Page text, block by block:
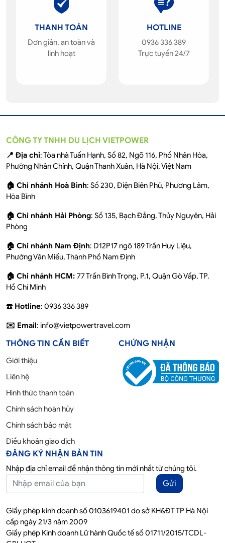
THANH TOÁN
Đơn giản, an toàn và
linh hoạt
HOTLINE
0936 336 389
Trực tuyến 24/7
CÔNG TY TNHH DU LỊCH VIETPOWER
📍 Địa chỉ: Tòa nhà Tuấn Hạnh, Số 82, Ngõ 116, Phố Nhân Hòa,
Phường Nhân Chính, Quận Thanh Xuân, Hà Nội, Việt Nam
🏠 Chi nhánh Hoà Bình: Số 230, Điện Biên Phủ, Phương Lâm,
Hòa Bình
🏠 Chi nhánh Hải Phòng: Số 135, Bạch Đằng, Thủy Nguyên, Hải
Phòng
🏠 Chi nhánh Nam Định: D12P17 ngõ 189 Trần Huy Liệu,
Phường Văn Miếu, Thành Phố Nam Định
🏠 Chi nhánh HCM: 77 Trần Bình Trọng, P.1, Quận Gò Vấp, TP.
Hồ Chí Minh
☎️ Hotline: 0936 336 389
✉️ Email: info@vietpowertravel.com
THÔNG TIN CẦN BIẾT
Giới thiệu
Liên hệ
Hình thức thanh toán
Chính sách hoàn hủy
Chính sách bảo mật
Điều khoản giao dịch
CHỨNG NHẬN
ĐĂNG KÝ NHẬN BẢN TIN
Nhập địa chỉ email để nhận thông tin mới nhất từ chúng tôi.
Gửi
Giấy phép kinh doanh số 0103619401 do sở KH&ĐT TP Hà Nội
cấp ngày 21/3 năm 2009
Giấy phép Kinh doanh Lữ hành Quốc tế số 01711/2015/TCDL-